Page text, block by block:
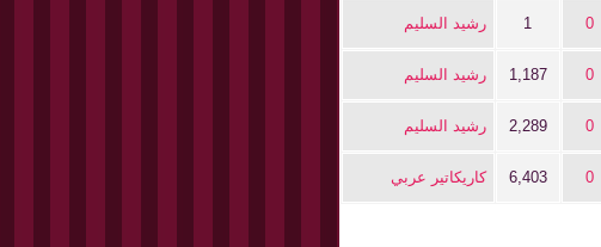
0
1 رشيد السليم
0
1,187 رشيد السليم
0
2,289 رشيد السليم
0
6,403 كاريكاتير عربي